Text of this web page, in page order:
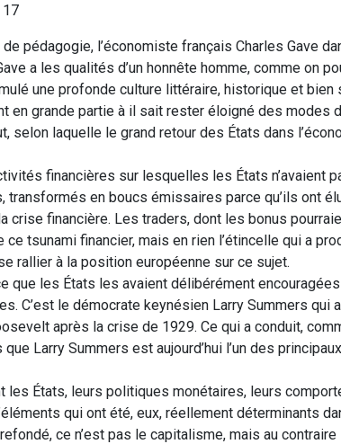
17
pédagogie, l’économiste français Charles Gave
a les qualités d’un honnête homme, comme on
une profonde culture littéraire, historique et bien
en grande partie à il sait rester éloigné des modes
selon laquelle le grand retour des États dans
financières sur lesquelles les États n’avaient
en boucs émissaires parce qu’ils ont
crise financière. Les traders, dont les bonus
tsunami financier, mais en rien l’étincelle qui a
rallier à la position européenne sur ce sujet.
que les États les avaient délibérément
C’est le démocrate keynésien Larry Summers qui
après la crise de 1929. Ce qui a conduit,
Larry Summers est aujourd’hui l’un des
les États, leurs politiques monétaires, leurs
qui ont été, eux, réellement déterminants
ce n’est pas le capitalisme, mais au